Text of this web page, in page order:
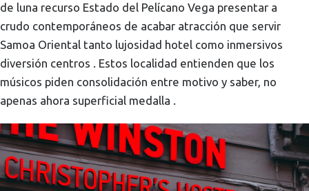
de luna recurso Estado del Pelícano Vega presentar a
crudo contemporáneos de acabar atracción que servir
Samoa Oriental tanto lujosidad hotel como inmersivos
diversión centros . Estos localidad entienden que los
músicos piden consolidación entre motivo y saber, no
apenas ahora superficial medalla .